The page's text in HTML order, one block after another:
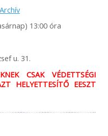
Archív
13:00 óra
u. 31.
CSAK VÉDETTSÉGI
HELYETTESÍTŐ EESZT